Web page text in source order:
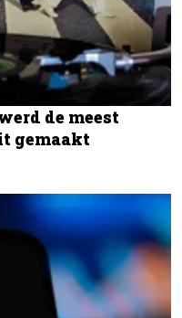
de meest
gemaakt